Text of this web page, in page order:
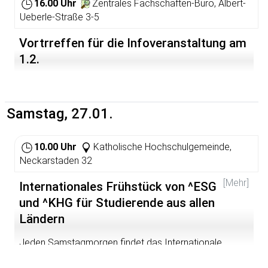
der Staat durch Sparmaßnahmen reißt? Wie werden die
Abiturienten dadurch vom Studium abschrecken?
16.00 Uhr
Zentrales Fachschaften-Büro, Albert-
Ueberle-Straße 3-5
Vortrreffen für die Infoveranstaltung am
1.2.
Samstag, 27.01.
10.00 Uhr
Katholische Hochschulgemeinde,
Neckarstaden 32
[Mehr]
Internationales Frühstück von ^ESG
und ^KHG für Studierende aus allen
Ländern
Jeden Samstagmorgen findet das Internationale